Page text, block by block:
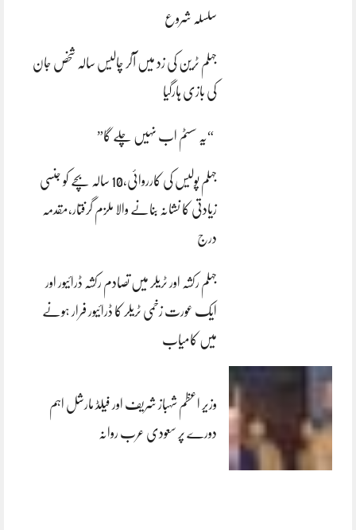
سلسلہ شروع
جہلم ٹرین کی زد میں آکر چالیس سالہ شخص جان
کی بازی ہارگیا
“یہ سسٹم اب نہیں چلے گا”
جہلم پولیس کی کارروائی،10 سالہ بچے کو جنسی
زیادتی کا نشانہ بنانے والا ملزم گرفتار،مقدمہ
درج
جہلم رکشہ اور ٹریلر میں تصادم رکشہ ڈرائیور اور
ایک عورت زخمی ٹریلر کا ڈرائیور فرار ہونے
میں کامیاب
وزیر اعظم شہباز شریف اور فیلڈ مارشل اہم
دورے پر سعودی عرب روانہ